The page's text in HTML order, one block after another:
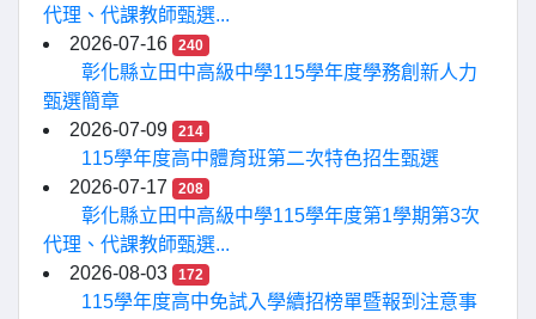
代理、代課教師甄選...
2026-07-16
240
彰化縣立田中高級中學115學年度學務創新人力
甄選簡章
2026-07-09
214
115學年度高中體育班第二次特色招生甄選
2026-07-17
208
彰化縣立田中高級中學115學年度第1學期第3次
代理、代課教師甄選...
2026-08-03
172
115學年度高中免試入學續招榜單暨報到注意事